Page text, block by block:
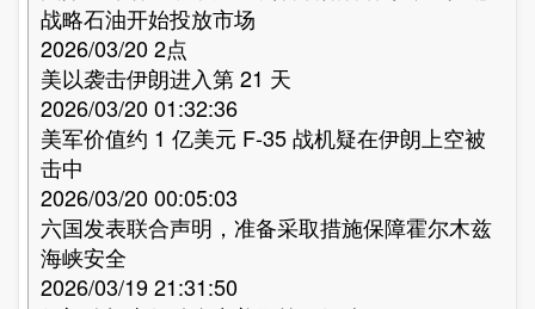
战略石油开始投放市场
2026/03/20 2点
美以袭击伊朗进入第 21 天
2026/03/20 01:32:36
美军价值约 1 亿美元 F-35 战机疑在伊朗上空被
击中
2026/03/20 00:05:03
六国发表联合声明，准备采取措施保障霍尔木兹
海峡安全
2026/03/19 21:31:50